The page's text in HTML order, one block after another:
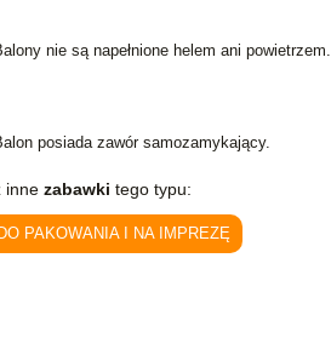
nie są napełnione helem ani powietrzem.
posiada zawór samozamykający.
inne zabawki tego typu:
PAKOWANIA I NA IMPREZĘ